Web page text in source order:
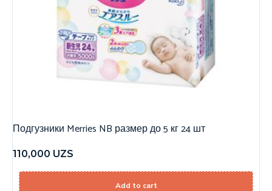
Подгузники Merries NB размер до 5 кг 24 шт
110,000 UZS
Add to cart